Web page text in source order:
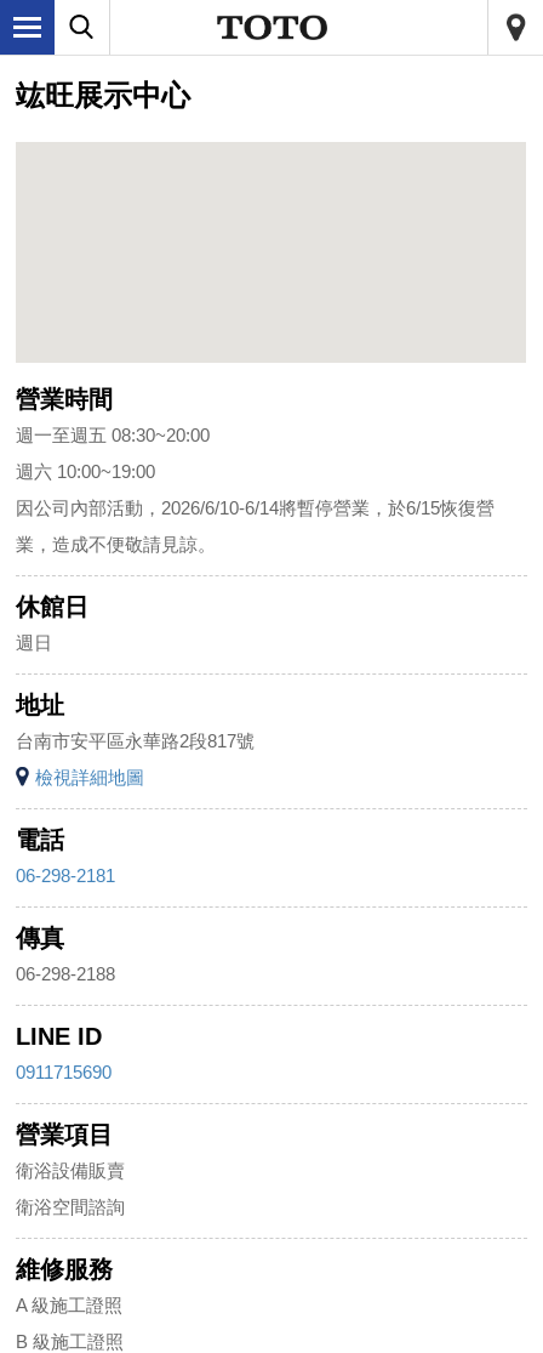
竑旺展示中心
營業時間
週一至週五 08:30~20:00
週六 10:00~19:00
因公司內部活動，2026/6/10-6/14將暫停營業，於6/15恢復營
業，造成不便敬請見諒。
休館日
週日
地址
台南市安平區永華路2段817號
檢視詳細地圖
電話
06-298-2181
傳真
06-298-2188
LINE ID
0911715690
營業項目
衛浴設備販賣
衛浴空間諮詢
維修服務
A 級施工證照
B 級施工證照